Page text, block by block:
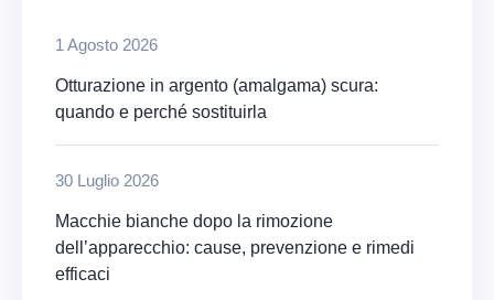
1 Agosto 2026
Otturazione in argento (amalgama) scura:
quando e perché sostituirla
30 Luglio 2026
Macchie bianche dopo la rimozione
dell’apparecchio: cause, prevenzione e rimedi
efficaci